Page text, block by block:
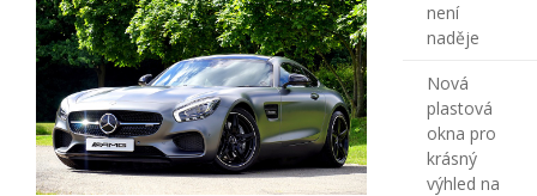
není
naděje
Nová
plastová
okna pro
krásný
výhled na